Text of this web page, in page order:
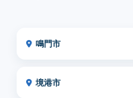
鳴門市
境港市